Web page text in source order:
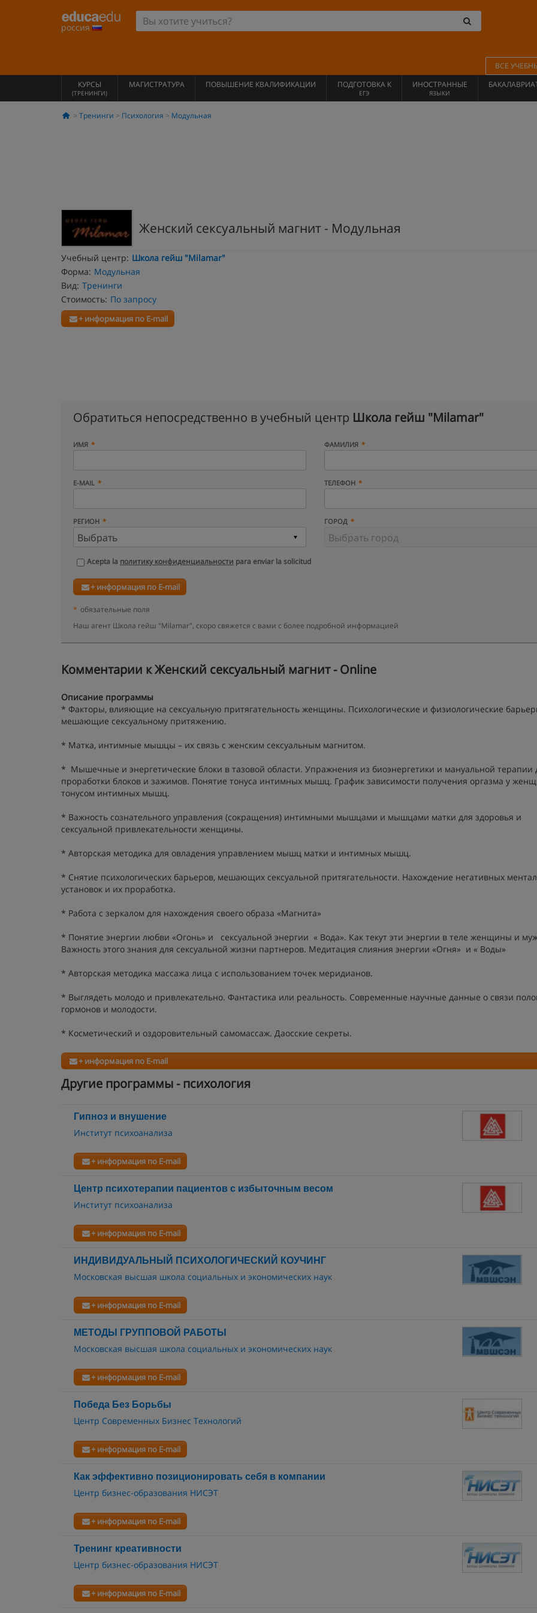
россия
ВСЕ
КУРСЫ
(ТРЕНИНГИ)
МАГИСТРАТУРА ПОВЫШЕНИЕ КВАЛИФИКАЦИИ ПОДГОТОВКА К
ЕГЭ
ИНОСТРАННЫЕ
ЯЗЫКИ
Тренинги Психология Модульная
Женский сексуальный магнит - Модульная
Учебный центр: Школа гейш "Milamar"
Форма: Модульная
Вид: Тренинги
Стоимость: По запросу
+ информация по E-mail
Обратиться непосредственно в учебный центр Школа гейш "Milamar"
ИМЯ ФАМИЛИЯ
E-MAIL ТЕЛЕФОН
РЕГИОН ГОРОД
Acepta la политику конфиденциальности para enviar la solicitud
+ информация по E-mail
* обязательные поля
Наш агент Школа гейш "Milamar", скоро свяжется с вами с более подробной информацией
Kомментарии к Женский сексуальный магнит - Online
Описание программы
* Факторы, влияющие на сексуальную притягательность женщины. Психологические и физиологические
мешающие сексуальному притяжению.
* Матка, интимные мышцы – их связь с женским сексуальным магнитом.
* Мышечные и энергетические блоки в тазовой области. Упражнения из биоэнергетики и мануальной терапии
проработки блоков и зажимов. Понятие тонуса интимных мышц. График зависимости получения оргазма у
тонусом интимных мышц.
* Важность сознательного управления (сокращения) интимными мышцами и мышцами матки для здоровья и
сексуальной привлекательности женщины.
* Авторская методика для овладения управлением мышц матки и интимных мышц.
* Снятие психологических барьеров, мешающих сексуальной притягательности. Нахождение негативных
установок и их проработка.
* Работа с зеркалом для нахождения своего образа «Магнита»
* Понятие энергии любви «Огонь» и сексуальной энергии « Вода». Как текут эти энергии в теле женщины и
Важность этого знания для сексуальной жизни партнеров. Медитация слияния энергии «Огня» и « Воды»
* Авторская методика массажа лица с использованием точек меридианов.
* Выглядеть молодо и привлекательно. Фантастика или реальность. Современные научные данные о связи
гормонов и молодости.
* Косметический и оздоровительный самомассаж. Даосские секреты.
+ информация по E-mail
Другие программы - психология
Гипноз и внушение
Институт психоанализа
+ информация по E-mail
Центр психотерапии пациентов с избыточным весом
Институт психоанализа
+ информация по E-mail
ИНДИВИДУАЛЬНЫЙ ПСИХОЛОГИЧЕСКИЙ КОУЧИНГ
Московская высшая школа социальных и экономических наук
+ информация по E-mail
МЕТОДЫ ГРУППОВОЙ РАБОТЫ
Московская высшая школа социальных и экономических наук
+ информация по E-mail
Победа Без Борьбы
Центр Современных Бизнес Технологий
+ информация по E-mail
Как эффективно позиционировать себя в компании
Центр бизнес-образования НИСЭТ
+ информация по E-mail
Тренинг креативности
Центр бизнес-образования НИСЭТ
+ информация по E-mail